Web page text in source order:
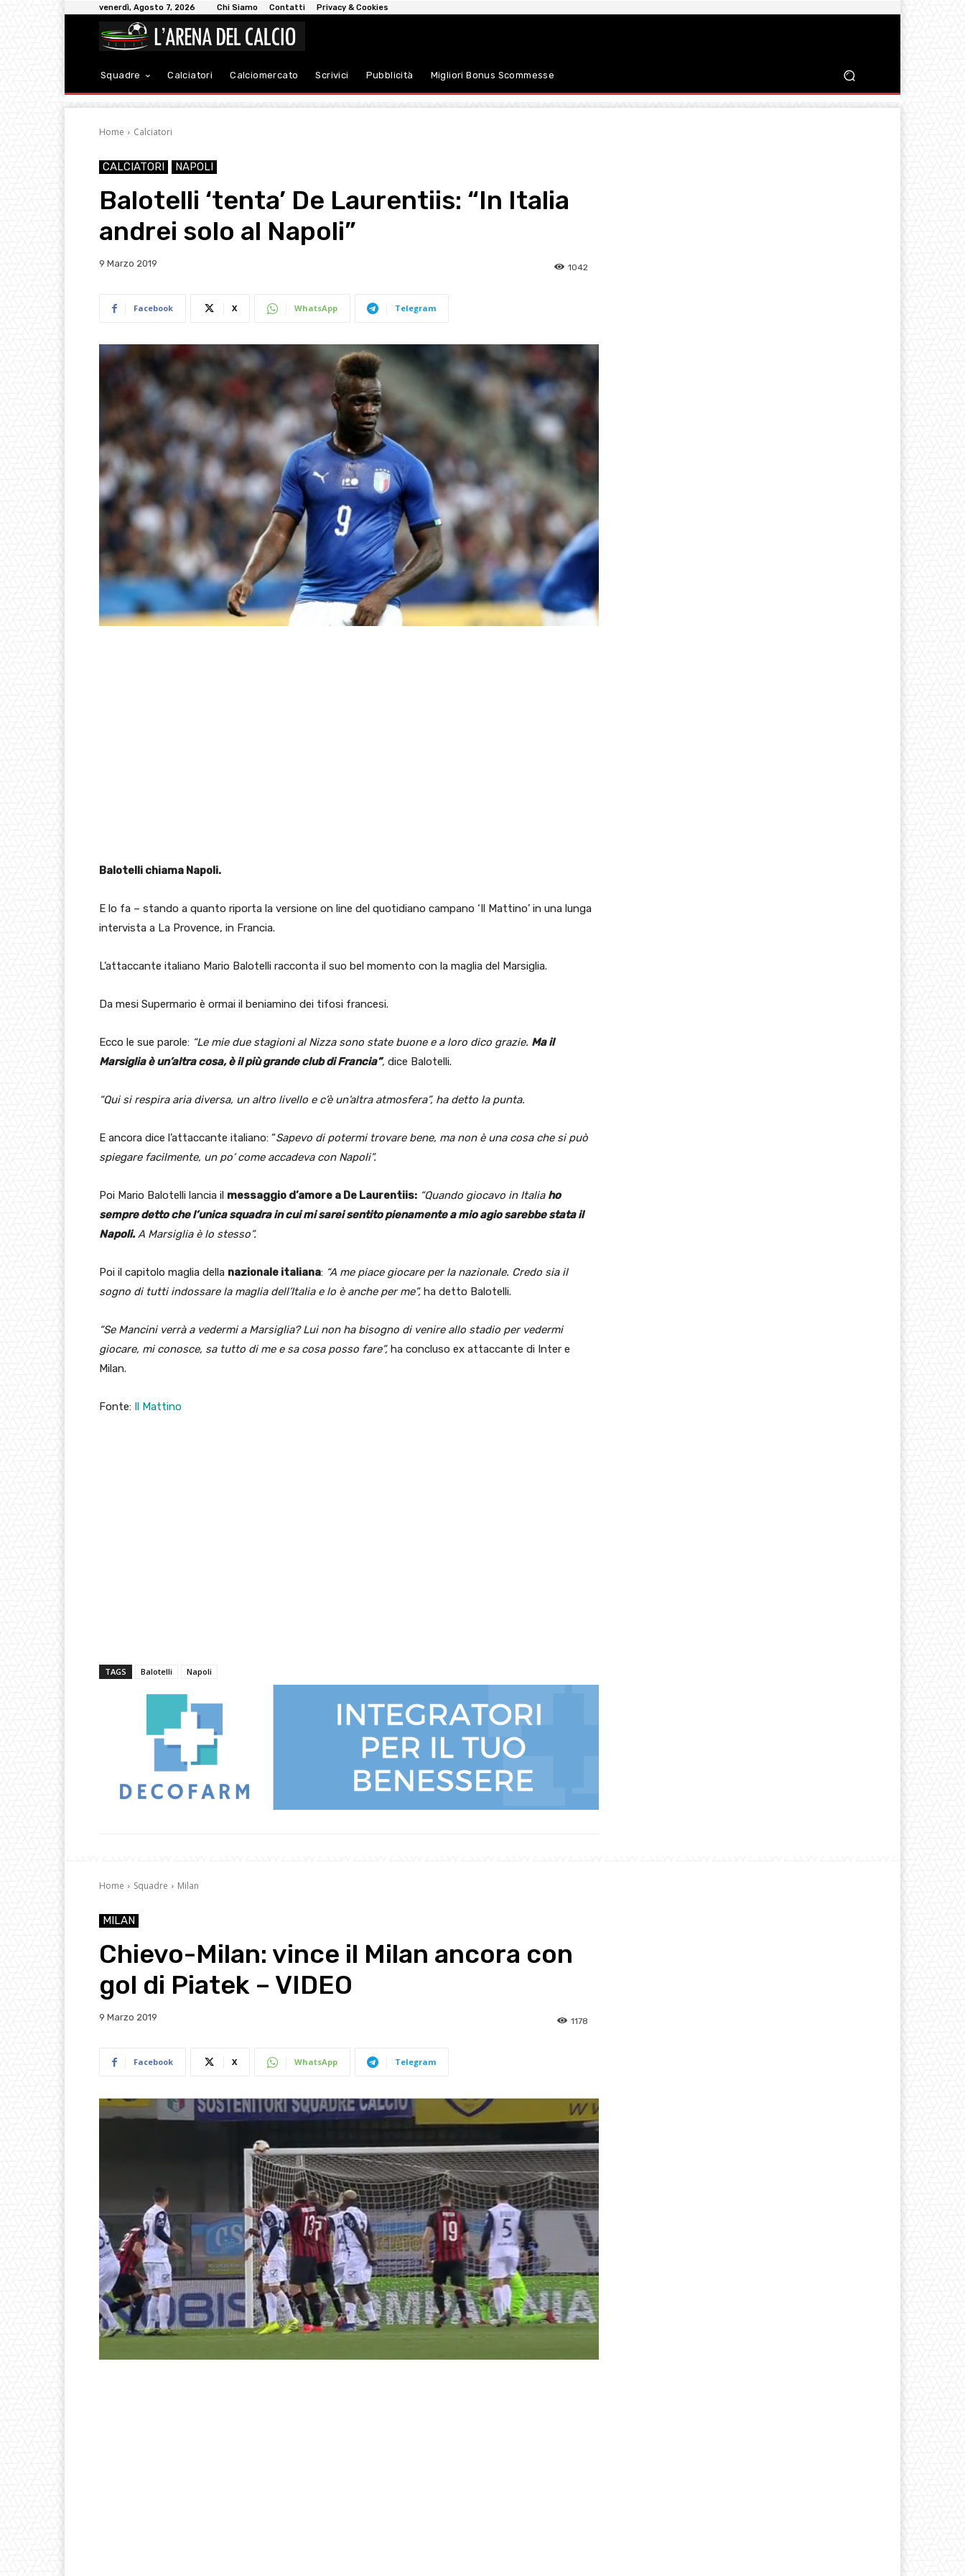
venerdì, Agosto 7, 2026 Chi Siamo Contatti Privacy & Cookies
Squadre Calciatori Calciomercato Scrivici Pubblicità Migliori Bonus Scommesse
Home Calciatori
CALCIATORI NAPOLI
Balotelli ‘tenta’ De Laurentiis: “In Italia
andrei solo al Napoli”
9 Marzo 2019 1042
Facebook X WhatsApp Telegram
Balotelli chiama Napoli.
E lo fa – stando a quanto riporta la versione on line del quotidiano campano ‘Il Mattino’ in una lunga
intervista a La Provence, in Francia.
L’attaccante italiano Mario Balotelli racconta il suo bel momento con la maglia del Marsiglia.
Da mesi Supermario è ormai il beniamino dei tifosi francesi.
Ecco le sue parole: “Le mie due stagioni al Nizza sono state buone e a loro dico grazie. Ma il
Marsiglia è un’altra cosa, è il più grande club di Francia”, dice Balotelli.
“Qui si respira aria diversa, un altro livello e c’è un’altra atmosfera”, ha detto la punta.
E ancora dice l’attaccante italiano: “Sapevo di potermi trovare bene, ma non è una cosa che si può
spiegare facilmente, un po’ come accadeva con Napoli”.
Poi Mario Balotelli lancia il messaggio d’amore a De Laurentiis: “Quando giocavo in Italia ho
sempre detto che l’unica squadra in cui mi sarei sentito pienamente a mio agio sarebbe stata il
Napoli. A Marsiglia è lo stesso”.
Poi il capitolo maglia della nazionale italiana: “A me piace giocare per la nazionale. Credo sia il
sogno di tutti indossare la maglia dell’Italia e lo è anche per me”, ha detto Balotelli.
“Se Mancini verrà a vedermi a Marsiglia? Lui non ha bisogno di venire allo stadio per vedermi
giocare, mi conosce, sa tutto di me e sa cosa posso fare”, ha concluso ex attaccante di Inter e
Milan.
Fonte: Il Mattino
TAGS Balotelli Napoli